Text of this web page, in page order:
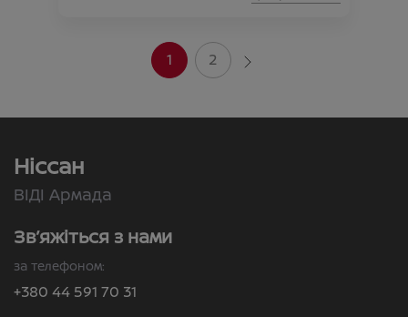
1 2
Ніссан
ВІДІ Армада
Зв’яжіться з нами
за телефоном:
+380 44 591 70 31